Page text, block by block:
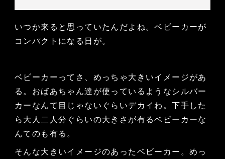
いつか来ると思っていたんだよね。ベビーカーが
コンパクトになる日が。
ベビーカーってさ、めっちゃ大きいイメージがあ
る。おばあちゃん達が使っているようなシルバー
カーなんて目じゃないぐらいデカイわ。下手した
ら大人二人分ぐらいの大きさが有るベビーカーな
んてのも有る。
そんな大きいイメージのあったベビーカー。めっ